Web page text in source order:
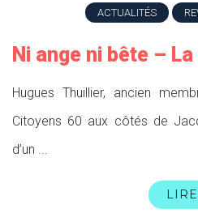
ACTUALITÉS
Ni ange ni bête –
Hugues Thuillier, ancien
Citoyens 60 aux côtés de
d’un ...
LIRE